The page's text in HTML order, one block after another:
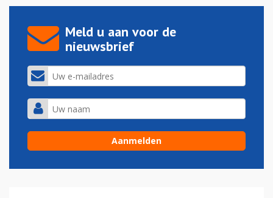
Meld u aan voor de
nieuwsbrief